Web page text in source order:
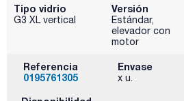
Tipo vidrio
G3 XL vertical
Versión
Estándar,
elevador con
motor
Referencia
0195761305
Envase
x u.